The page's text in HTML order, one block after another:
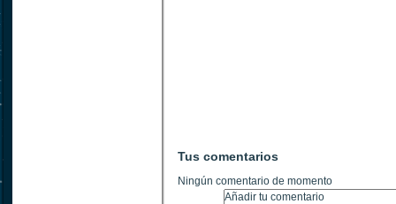
Tus comentarios
Ningún comentario de momento